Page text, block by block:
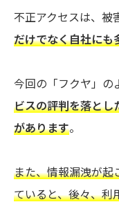
不正アクセスは、被
だけでなく自社にも
今回の「フクヤ」の
ビスの評判を落とし
があります。
また、情報漏洩が起
ていると、後々、利